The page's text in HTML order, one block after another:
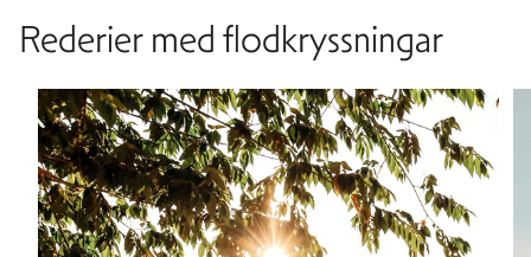
Rederier med flodkryssningar